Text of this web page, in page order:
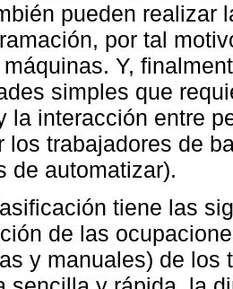
pueden realizar
por tal
Y,
simples que
la interacción entre
los trabajadores de
de automatizar).
tiene las
de las
y manuales) de los